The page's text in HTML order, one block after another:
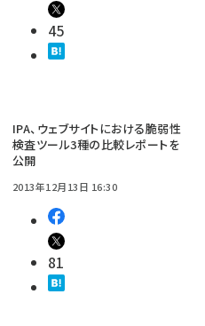
45
IPA、ウェブサイトにおける脆弱性
検査ツール3種の比較レポートを
公開
2013年12月13日 16:30
81